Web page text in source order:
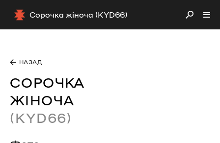
Сорочка жіноча (KYD66)
НАЗАД
СОРОЧКА
ЖІНОЧА
(KYD66)